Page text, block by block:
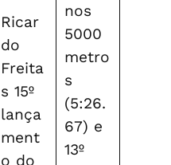
Ricar
do
Freita
s 15º
lança
ment
o do
nos
5000
metro
s
(5:26.
67) e
13º